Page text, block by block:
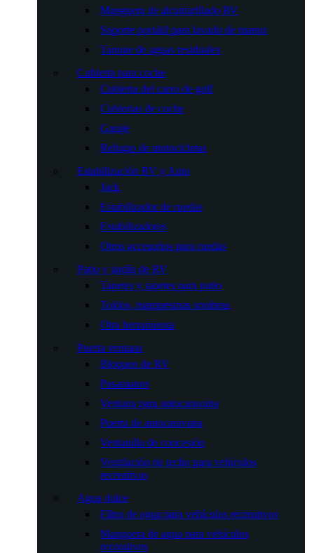
Manguera de alcantarillado RV
Soporte portátil para lavado de manos
Tanque de aguas residuales
Cubierta para coche
Cubierta del carro de golf
Cubiertas de coche
Garaje
Refugio de motocicletas
Estabilización RV y Auto
Jack
Estabilizador de ruedas
Estabilizadores
Otros accesorios para ruedas
Patio y jardín de RV
Tapetes y tapetes para patio
Toldos, marquesinas sombras
Otra herramienta
Puerta ventana
Bloqueo de RV
Pasamanos
Ventana para autocaravana
Puerta de autocaravana
Ventanilla de concesión
Ventilación de techo para vehículos
recreativos
Agua dulce
Filtro de agua para vehículos recreativos
Manguera de agua para vehículos
recreativos